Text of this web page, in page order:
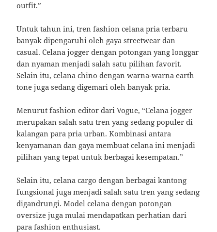
outfit.”
Untuk tahun ini, tren fashion celana pria terbaru
banyak dipengaruhi oleh gaya streetwear dan
casual. Celana jogger dengan potongan yang longgar
dan nyaman menjadi salah satu pilihan favorit.
Selain itu, celana chino dengan warna-warna earth
tone juga sedang digemari oleh banyak pria.
Menurut fashion editor dari Vogue, “Celana jogger
merupakan salah satu tren yang sedang populer di
kalangan para pria urban. Kombinasi antara
kenyamanan dan gaya membuat celana ini menjadi
pilihan yang tepat untuk berbagai kesempatan.”
Selain itu, celana cargo dengan berbagai kantong
fungsional juga menjadi salah satu tren yang sedang
digandrungi. Model celana dengan potongan
oversize juga mulai mendapatkan perhatian dari
para fashion enthusiast.